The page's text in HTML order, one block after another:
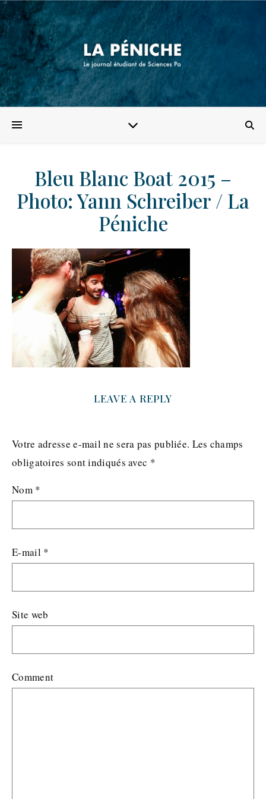
Bleu Blanc Boat 2015 –
Photo: Yann Schreiber / La
Péniche
LEAVE A REPLY
Votre adresse e-mail ne sera pas publiée. Les champs
obligatoires sont indiqués avec *
Nom *
E-mail *
Site web
Comment